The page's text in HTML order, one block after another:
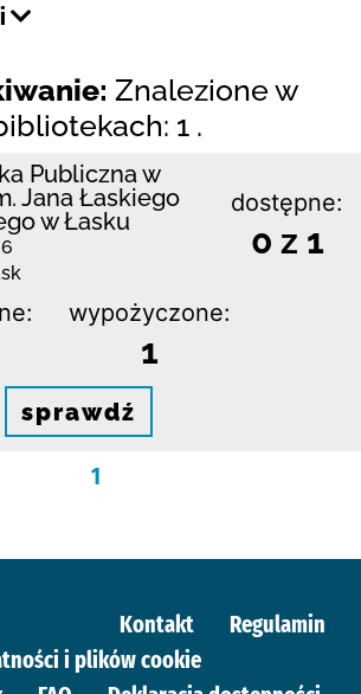
Znalezione w
1 .
Publiczna w
Jana Łaskiego
w Łasku
dostępne:
0 z 1
wypożyczone:
1
sprawdź
1
Kontakt
Regulamin
i plików cookie